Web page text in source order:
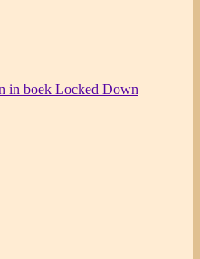
in boek Locked Down